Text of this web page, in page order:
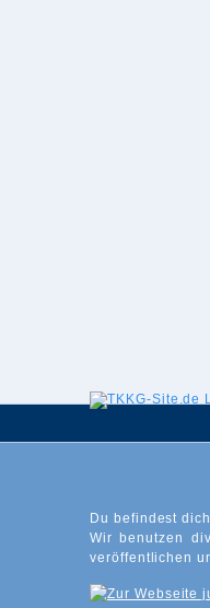
Du befindest
Wir benutzen
veröffentlichen